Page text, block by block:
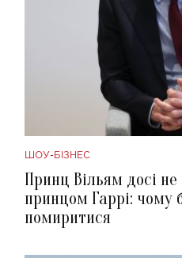
ШОУ-БІЗНЕС
Принц Вільям досі не
принцом Гаррі: чому
помиритися